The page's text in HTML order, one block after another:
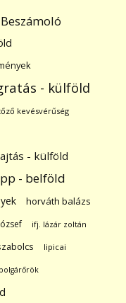
Beszámoló
- külföld
kevésvérűség
- külföld
- belföld
horváth balázs
ifj. lázár zoltán
lipicai